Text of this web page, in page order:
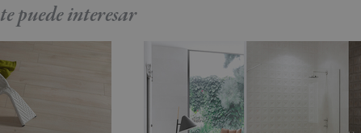
puedeinteresar